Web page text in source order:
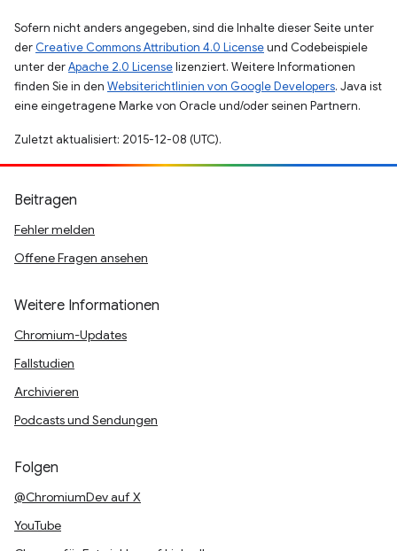
Sofern nicht anders angegeben, sind die Inhalte dieser Seite unter
der Creative Commons Attribution 4.0 Licenseund Codebeispiele
unter derApache 2.0 Licenselizenziert. Weitere Informationen
finden Sie in den Websiterichtlinien von Google Developers. Java ist
eine eingetragene Marke von Oracle und/oder seinen Partnern.
Zuletzt aktualisiert: 2015-12-08 (UTC).
Beitragen
Fehler melden
Offene Fragen ansehen
Weitere Informationen
Chromium-Updates
Fallstudien
Archivieren
Podcasts und Sendungen
Folgen
@ChromiumDev auf X
YouTube